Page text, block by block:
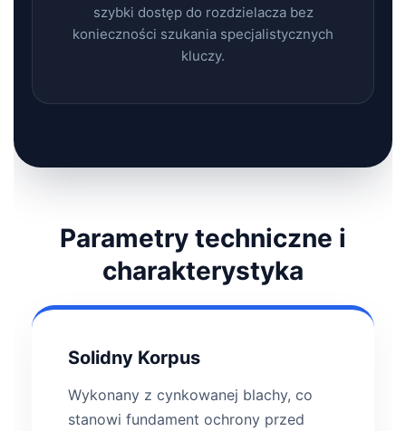
szybki dostęp do rozdzielacza bez
konieczności szukania specjalistycznych
kluczy.
Parametry techniczne i
charakterystyka
Solidny Korpus
Wykonany z cynkowanej blachy, co
stanowi fundament ochrony przed